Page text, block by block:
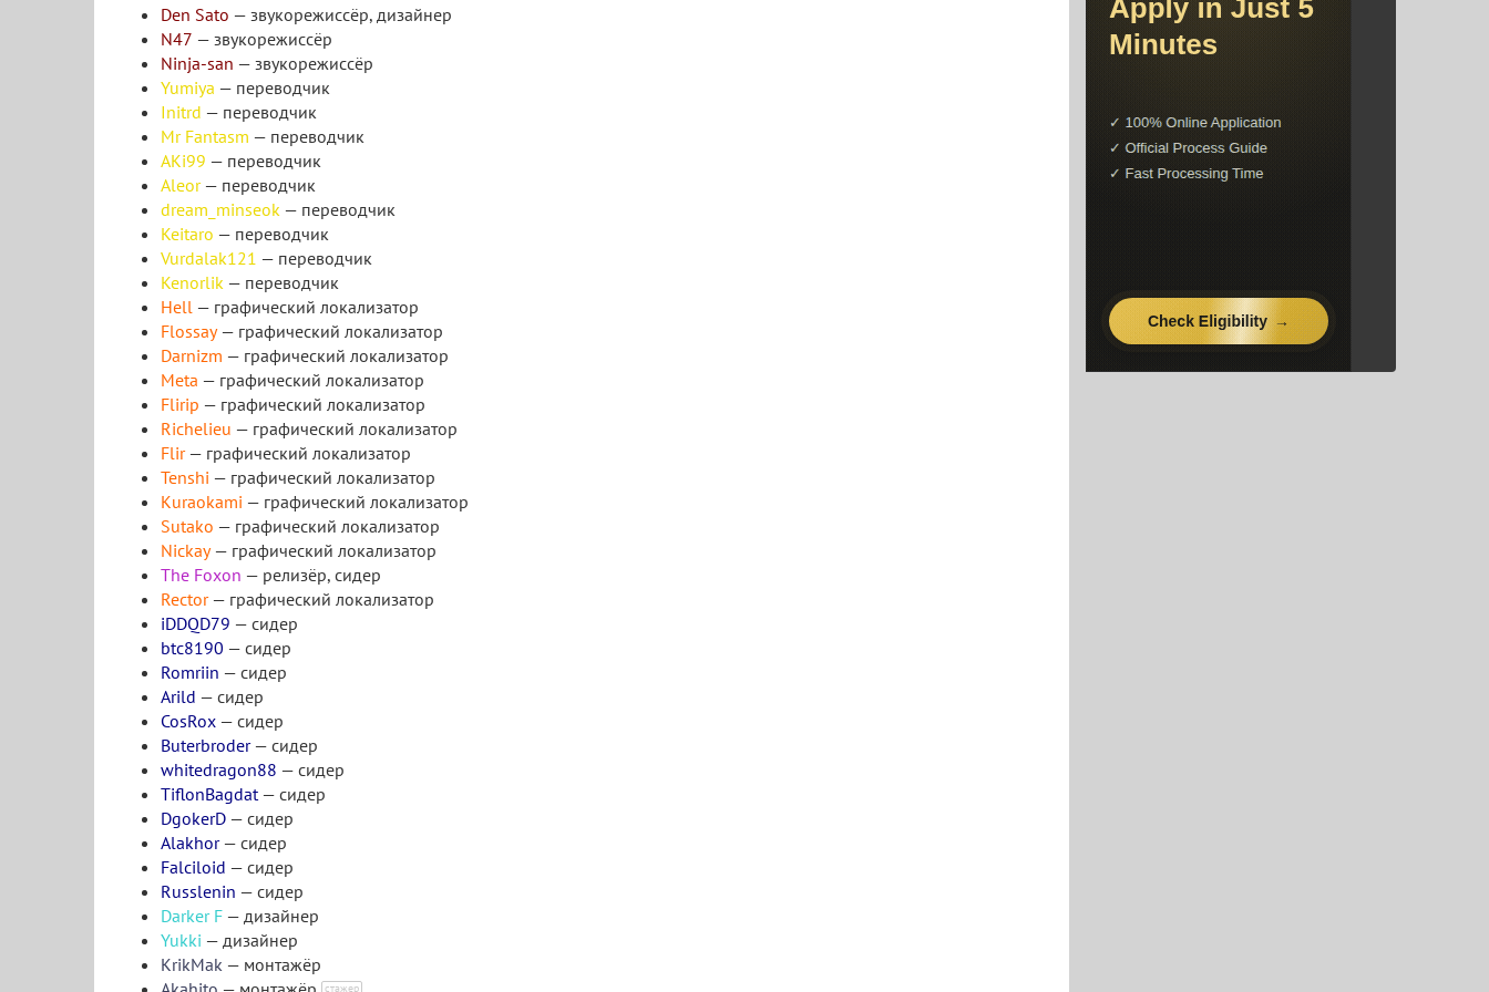
Den Sato — звукорежиссёр, дизайнер
N47 — звукорежиссёр
Ninja-san — звукорежиссёр
Yumiya — переводчик
Initrd — переводчик
Mr Fantasm — переводчик
AKi99 — переводчик
Aleor— переводчик
dream_minseok— переводчик
Keitaro — переводчик
Vurdalak121 — переводчик
Kenorlik— переводчик
Hell— графический локализатор
Flossay— графический локализатор
Darnizm — графический локализатор
Meta — графический локализатор
Flirip — графический локализатор
Richelieu — графический локализатор
Flir— графический локализатор
Tenshi — графический локализатор
Kuraokami — графический локализатор
Sutako — графический локализатор
Nickay— графический локализатор
The Foxon — релизёр, сидер
Rector— графический локализатор
iDDQD79 — сидер
btc8190 — сидер
Romriin — сидер
Arild — сидер
CosRox— сидер
Buterbroder— сидер
whitedragon88 — сидер
TiflonBagdat— сидер
DgokerD— сидер
Alakhor— сидер
Falciloid — сидер
Russlenin — сидер
Darker F— дизайнер
Yukki — дизайнер
KrikMak— монтажёр
стажер